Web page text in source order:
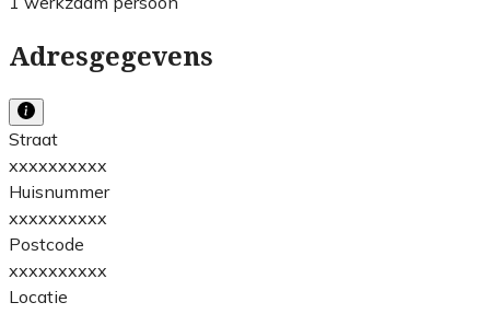
Adresgegevens
Straat
xxxxxxxxxx
Huisnummer
xxxxxxxxxx
Postcode
xxxxxxxxxx
Locatie